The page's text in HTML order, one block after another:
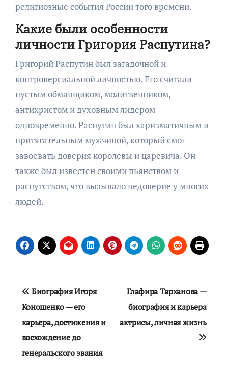
религиозные события России того времени.
Какие были особенности
личности Григория Распутина?
Григорий Распутин был загадочной и
контроверсиальной личностью. Его считали
пустым обманщиком, молитвенником,
антихристом и духовным лидером
одновременно. Распутин был харизматичным и
притягательным мужчиной, который смог
завоевать доверия королевы и царевича. Он
также был известен своими пьянством и
распутством, что вызывало недоверие у многих
людей.
Навигация
по
записям
Биография Игоря
Коношенко — его
карьера, достижения и
восхождение до
генеральского звания
Глафира Тарханова —
биография и карьера
актрисы, личная жизнь